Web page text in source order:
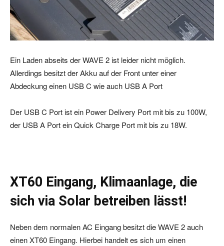
Ein Laden abseits der WAVE 2 ist leider nicht möglich.
Allerdings besitzt der Akku auf der Front unter einer
Abdeckung einen USB C wie auch USB A Port
Der USB C Port ist ein Power Delivery Port mit bis zu 100W,
der USB A Port ein Quick Charge Port mit bis zu 18W.
XT60 Eingang, Klimaanlage, die
sich via Solar betreiben lässt!
Neben dem normalen AC Eingang besitzt die WAVE 2 auch
einen XT60 Eingang. Hierbei handelt es sich um einen